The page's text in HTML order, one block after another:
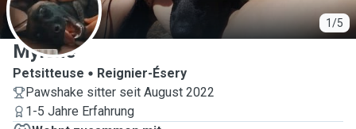
1/5
M
Mylène
Petsitteuse
Reignier-Ésery
Pawshake sitter seit August 2022
1-5 Jahre Erfahrung